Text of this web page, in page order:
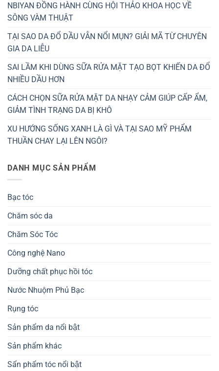
NBIYAN ĐỒNG HÀNH CÙNG HỘI THẢO KHOA HỌC VỀ
SÔNG VÀM THUẬT
TẠI SAO DA ĐỔ DẦU VẪN NỔI MỤN? GIẢI MÃ TỪ CHUYÊN
GIA DA LIỄU
SAI LẦM KHI DÙNG SỮA RỬA MẶT TẠO BỌT KHIẾN DA ĐỔ
NHIỀU DẦU HƠN
CÁCH CHỌN SỮA RỬA MẶT DA NHẠY CẢM GIÚP CẤP ẨM,
GIẢM TÌNH TRẠNG DA BỊ KHÔ
XU HƯỚNG SỐNG XANH LÀ GÌ VÀ TẠI SAO MỸ PHẨM
THUẦN CHAY LẠI LÊN NGÔI?
DANH MỤC SẢN PHẨM
Bạc tóc
Chăm sóc da
Chăm Sóc Tóc
Công nghệ Nano
Dưỡng chất phục hồi tóc
Nước Nhuộm Phủ Bạc
Rụng tóc
Sản phẩm da nổi bật
Sản phẩm khác
Sẩn phẩm tóc nổi bật